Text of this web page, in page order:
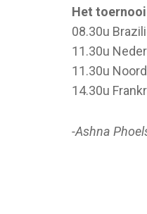
Het
08.30u
11.30u
11.30u
14.30u
-Ashna